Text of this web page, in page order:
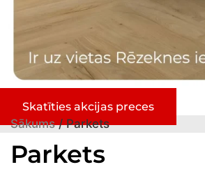
Skatīties akcijas preces
Sākums/ Parkets
Parkets